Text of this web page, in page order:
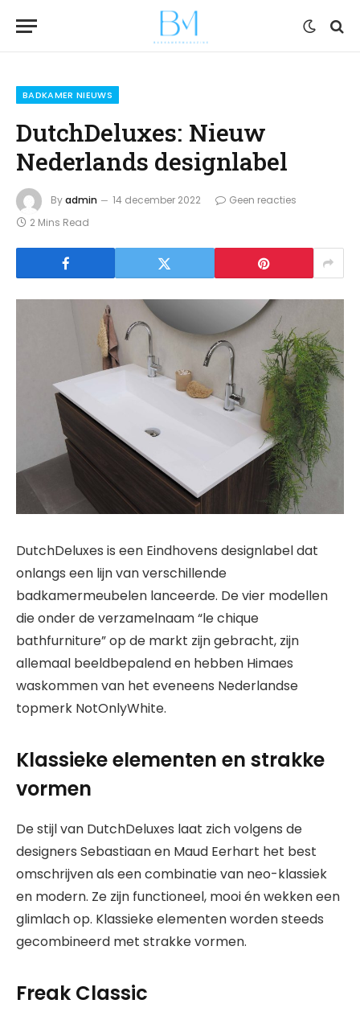
BADKAMER NIEUWS
DutchDeluxes: Nieuw
Nederlands designlabel
Byadmin 14 december 2022
Geen reacties
2 Mins Read
DutchDeluxes is een Eindhovens designlabel dat
onlangs een lijn van verschillende
badkamermeubelen lanceerde. De vier modellen
die onder de verzamelnaam “le chique
bathfurniture” op de markt zijn gebracht, zijn
allemaal beeldbepalend en hebben Himaes
waskommen van het eveneens Nederlandse
topmerk NotOnlyWhite.
Klassieke elementen en strakke
vormen
De stijl van DutchDeluxes laat zich volgens de
designers Sebastiaan en Maud Eerhart het best
omschrijven als een combinatie van neo-klassiek
en modern. Ze zijn functioneel, mooi én wekken een
glimlach op. Klassieke elementen worden steeds
gecombineerd met strakke vormen.
Freak Classic